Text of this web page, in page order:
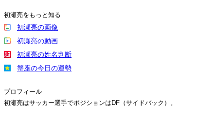
初瀬亮をもっと知る
初瀬亮の画像
初瀬亮の動画
初瀬亮の姓名判断
蟹座の今日の運勢
プロフィール
初瀬亮はサッカー選手でポジションはDF（サイドバック）。